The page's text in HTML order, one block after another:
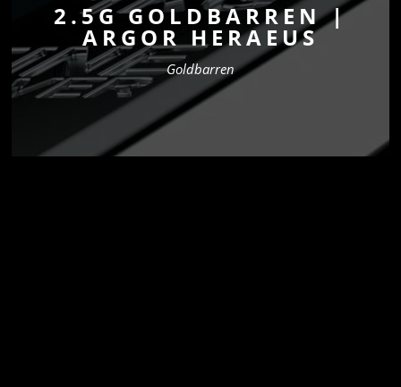
2.5G GOLDBARREN |
ARGOR HERAEUS
Goldbarren